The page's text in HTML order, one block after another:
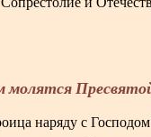
молятся
наряду с